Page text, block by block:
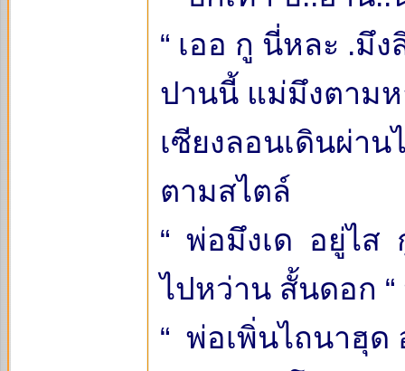
“ เออ กู นี่หละ .มึ
ปานนี้ แม่มึงตาม
เซียงลอนเดินผ่า
ตามสไตล์
“ พ่อมึงเด อยู่ไส
ไปหว่าน สั้นดอก
“ พ่อเพิ่นไถนาฮุ